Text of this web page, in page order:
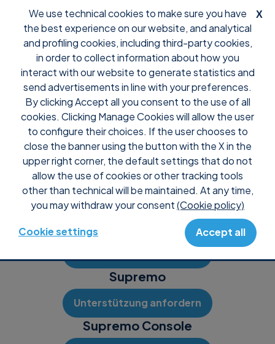
X
We use technical cookies to make sure you have
the best experience on our website, and analytical
and profiling cookies, including third-party cookies,
in order to collect information about how you
interact with our website to generate statistics and
send advertisements in line with your preferences.
By clicking Accept all you consent to the use of all
cookies. Clicking Manage Cookies will allow the user
to configure their choices. If the user chooses to
close the banner using the button with the X in the
upper right corner, the default settings that do not
allow the use of cookies or other tracking tools
other than technical will be maintained. At any time,
you may withdraw your consent(Cookie policy)
Cookie settings Accept all
0
Kontakte
Bitte benutze das folgende Formular für technische,
kommerzielle oder administrative Hilfeanfragen
Uranium Backup
Supremo
Unterstützung anfordern
Supremo Console